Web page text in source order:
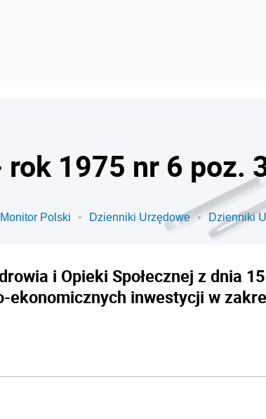
1975 nr 6 poz.
Monitor Polski Dzienniki Urzędowe Dzienniki
i Opieki Społecznej z dnia
ekonomicznych inwestycji w